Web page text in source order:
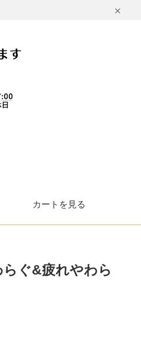
カートを見る
らぐ&疲れやわら